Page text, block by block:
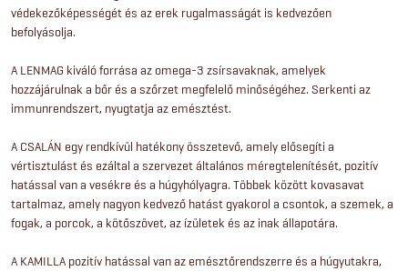
védekezőképességét és az erek rugalmasságát is kedvezően
befolyásolja.
A LENMAG kiváló forrása az omega-3 zsírsavaknak, amelyek
hozzájárulnak a bőr és a szőrzet megfelelő minőségéhez. Serkenti az
immunrendszert, nyugtatja az emésztést.
A CSALÁN egy rendkívül hatékony összetevő, amely elősegíti a
vértisztulást és ezáltal a szervezet általános méregtelenítését, pozitív
hatással van a vesékre és a húgyhólyagra. Többek között kovasavat
tartalmaz, amely nagyon kedvező hatást gyakorol a csontok, a szemek, a
fogak, a porcok, a kötőszövet, az ízületek és az inak állapotára.
A KAMILLA pozitív hatással van az emésztőrendszerre és a húgyutakra,